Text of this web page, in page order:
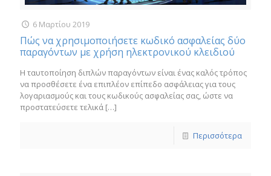
6 Μαρτίου 2019
Πώς να χρησιμοποιήσετε κωδικό ασφαλείας δύο
παραγόντων με χρήση ηλεκτρονικού κλειδιού
Η ταυτοποίηση διπλών παραγόντων είναι ένας καλός τρόπος
να προσθέσετε ένα επιπλέον επίπεδο ασφάλειας για τους
λογαριασμούς και τους κωδικούς ασφαλείας σας, ώστε να
προστατεύσετε τελικά […]
Περισσότερα